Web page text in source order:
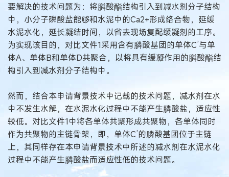
要解决的技术问题为：将膦酸酯结构引入到减水剂分子结构
中，小分子磷酸盐能够和水泥中的Ca2+形成络合物，延缓
水泥水化，延长凝结时间，以省去现场复配缓凝剂的工序。
为实现该目的，对比文件1采用含有膦酸基团的单体C’与单
体A、单体B和单体D共聚合，以将具有缓凝作用的膦酸酯结
构引入到减水剂分子结构中。
然而，结合本申请背景技术中记载的技术问题，减水剂在水
中不发生水解，在水泥水化过程中不能产生膦酸盐，适应性
较低。对比文件1中将各单体共聚形成共聚物，各单体同时
作为共聚物的主链骨架，即，单体C’的膦酸基团位于主链
上，其同样存在本申请背景技术中所述的减水剂在水泥水化
过程中不能产生膦酸盐而适应性低的技术问题。